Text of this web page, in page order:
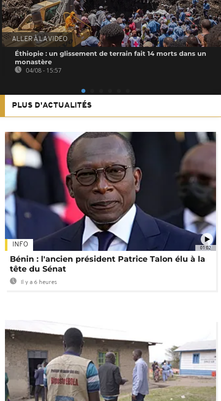
ALLER À LA VIDEO
Éthiopie : un glissement de terrain fait 14 morts dans un
monastère
04/08 - 15:57
PLUS D'ACTUALITÉS
01:02
INFO
Bénin : l'ancien président Patrice Talon élu à la
tête du Sénat
Il y a 6 heures